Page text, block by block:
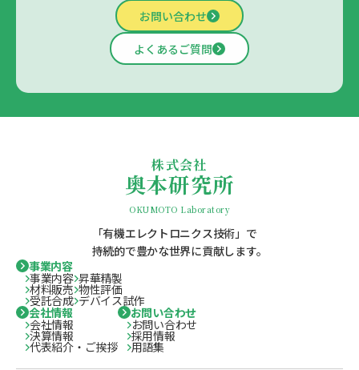
お問い合わせ
よくあるご質問
株式会社
奥本研究所
OKUMOTO Laboratory
「有機エレクトロニクス技術」で
持続的で豊かな世界に貢献します。
事業内容
事業内容
材料販売
受託合成
昇華精製
物性評価
デバイス試作
会社情報
会社情報
決算情報
代表紹介・ご挨拶
お問い合わせ
お問い合わせ
採用情報
用語集